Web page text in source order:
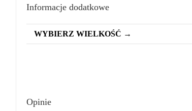
Informacje dodatkowe
WYBIERZ WIELKOŚĆ →
Opinie